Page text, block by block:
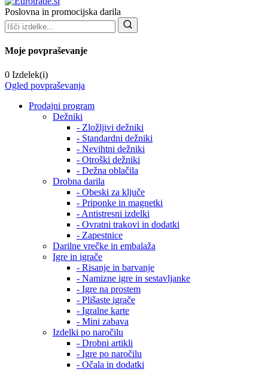
Poslovna in promocijska darila
Moje povpraševanje
0 Izdelek(i)
Ogled povpraševanja
Prodajni program
Dežniki
- Zložljivi dežniki
- Standardni dežniki
- Nevihtni dežniki
- Otroški dežniki
- Dežna oblačila
Drobna darila
- Obeski za ključe
- Priponke in magnetki
- Antistresni izdelki
- Ovratni trakovi in dodatki
- Zapestnice
Darilne vrečke in embalaža
Igre in igrače
- Risanje in barvanje
- Namizne igre in sestavljanke
- Igre na prostem
- Plišaste igrače
- Igralne karte
- Mini zabava
Izdelki po naročilu
- Drobni artikli
- Igre po naročilu
- Očala in dodatki